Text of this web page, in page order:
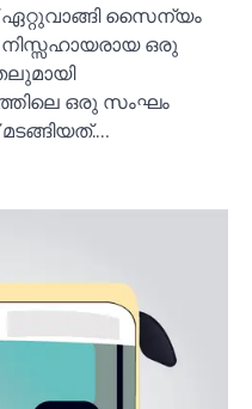
ഏറ്റുവാങ്ങി സൈന്യം
നിസ്സഹായരായ ഒരു
ഒരു സംഘം